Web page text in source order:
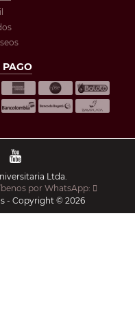
PAGO
Ltda.
por WhatsApp:
- Copyright © 2026